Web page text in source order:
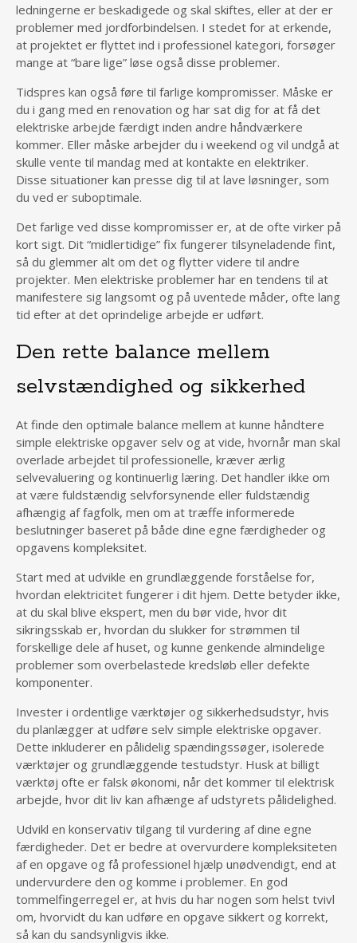
ledningerne er beskadigede og skal skiftes, eller at der er
problemer med jordforbindelsen. I stedet for at erkende,
at projektet er flyttet ind i professionel kategori, forsøger
mange at “bare lige” løse også disse problemer.
Tidspres kan også føre til farlige kompromisser. Måske er
du i gang med en renovation og har sat dig for at få det
elektriske arbejde færdigt inden andre håndværkere
kommer. Eller måske arbejder du i weekend og vil undgå at
skulle vente til mandag med at kontakte en elektriker.
Disse situationer kan presse dig til at lave løsninger, som
du ved er suboptimale.
Det farlige ved disse kompromisser er, at de ofte virker på
kort sigt. Dit “midlertidige” fix fungerer tilsyneladende fint,
så du glemmer alt om det og flytter videre til andre
projekter. Men elektriske problemer har en tendens til at
manifestere sig langsomt og på uventede måder, ofte lang
tid efter at det oprindelige arbejde er udført.
Den rette balance mellem
selvstændighed og sikkerhed
At finde den optimale balance mellem at kunne håndtere
simple elektriske opgaver selv og at vide, hvornår man skal
overlade arbejdet til professionelle, kræver ærlig
selvevaluering og kontinuerlig læring. Det handler ikke om
at være fuldstændig selvforsynende eller fuldstændig
afhængig af fagfolk, men om at træffe informerede
beslutninger baseret på både dine egne færdigheder og
opgavens kompleksitet.
Start med at udvikle en grundlæggende forståelse for,
hvordan elektricitet fungerer i dit hjem. Dette betyder ikke,
at du skal blive ekspert, men du bør vide, hvor dit
sikringsskab er, hvordan du slukker for strømmen til
forskellige dele af huset, og kunne genkende almindelige
problemer som overbelastede kredsløb eller defekte
komponenter.
Invester i ordentlige værktøjer og sikkerhedsudstyr, hvis
du planlægger at udføre selv simple elektriske opgaver.
Dette inkluderer en pålidelig spændingssøger, isolerede
værktøjer og grundlæggende testudstyr. Husk at billigt
værktøj ofte er falsk økonomi, når det kommer til elektrisk
arbejde, hvor dit liv kan afhænge af udstyrets pålidelighed.
Udvikl en konservativ tilgang til vurdering af dine egne
færdigheder. Det er bedre at overvurdere kompleksiteten
af en opgave og få professionel hjælp unødvendigt, end at
undervurdere den og komme i problemer. En god
tommelfingerregel er, at hvis du har nogen som helst tvivl
om, hvorvidt du kan udføre en opgave sikkert og korrekt,
så kan du sandsynligvis ikke.